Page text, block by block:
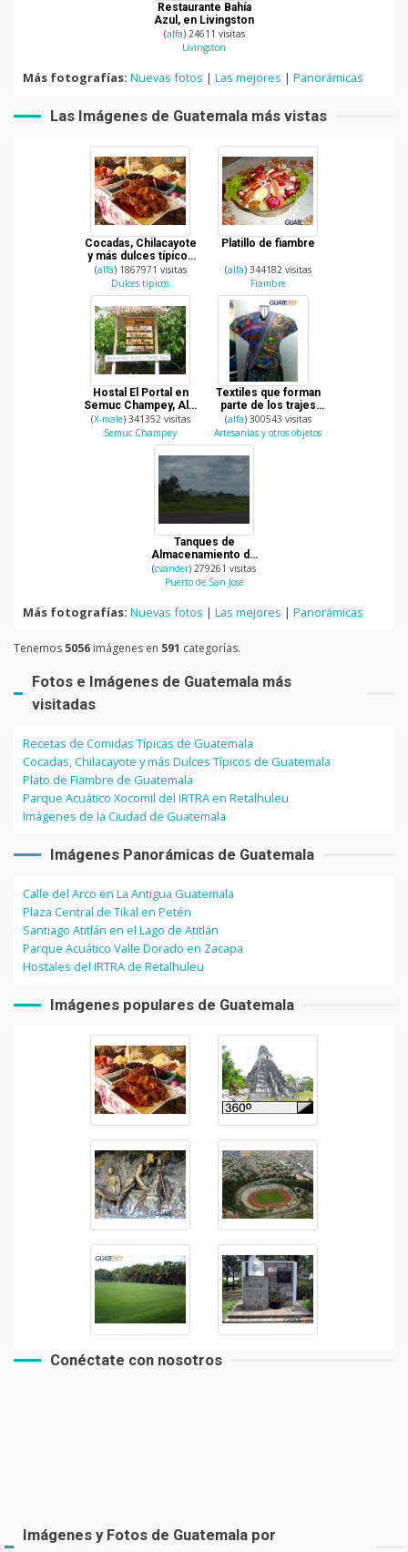
Restaurante Bahía
Azul, en Livingston
(alfa) 24611 visitas
Livingston
Más fotografías: Nuevas fotos | Las mejores | Panorámicas
Las Imágenes de Guatemala más vistas
Cocadas, Chilacayote
y más dulces típicos
de Guatemala
(alfa) 1867971 visitas
Dulces típicos
Platillo de fiambre
(alfa) 344182 visitas
Fiambre
Hostal El Portal en
Semuc Champey, Alta
Verapaz
(X-male) 341352 visitas
Semuc Champey
Textiles que forman
parte de los trajes
tipicos de Guatemala
(alfa) 300543 visitas
Artesanías y otros objetos
Tanques de
Almacenamiento de
gasolina
(cvander) 279261 visitas
Puerto de San José
Más fotografías: Nuevas fotos | Las mejores | Panorámicas
Tenemos 5056 imágenes en 591 categorías.
Fotos e Imágenes de Guatemala más
visitadas
Recetas de Comidas Típicas de Guatemala
Cocadas, Chilacayote y más Dulces Típicos de Guatemala
Plato de Fiambre de Guatemala
Parque Acuático Xocomil del IRTRA en Retalhuleu
Imágenes de la Ciudad de Guatemala
Imágenes Panorámicas de Guatemala
Calle del Arco en La Antigua Guatemala
Plaza Central de Tikal en Petén
Santiago Atitlán en el Lago de Atitlán
Parque Acuático Valle Dorado en Zacapa
Hostales del IRTRA de Retalhuleu
Imágenes populares de Guatemala
Conéctate con nosotros
Imágenes y Fotos de Guatemala por